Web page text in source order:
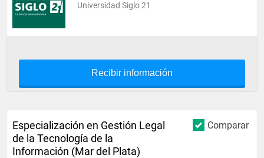
Universidad Siglo 21
Recibir información
Comparar
Especialización en Gestión Legal
de la Tecnología de la
Información (Mar del Plata)